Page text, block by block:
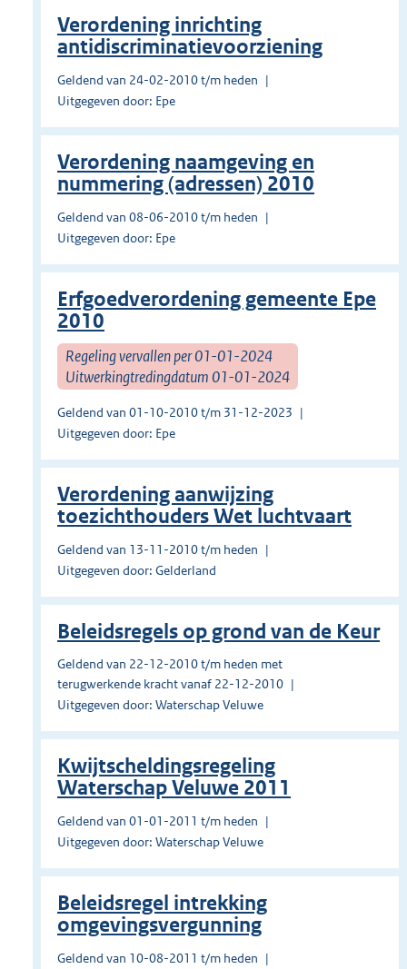
Verordening inrichting
antidiscriminatievoorziening
Geldend van 24-02-2010 t/m heden
Uitgegeven door: Epe
Verordening naamgeving en
nummering (adressen) 2010
Geldend van 08-06-2010 t/m heden
Uitgegeven door: Epe
Erfgoedverordening gemeente Epe
2010
Regeling vervallen per 01-01-2024
Uitwerkingtredingdatum 01-01-2024
Geldend van 01-10-2010 t/m 31-12-2023
Uitgegeven door: Epe
Verordening aanwijzing
toezichthouders Wet luchtvaart
Geldend van 13-11-2010 t/m heden
Uitgegeven door: Gelderland
Beleidsregels op grond van de Keur
Geldend van 22-12-2010 t/m heden met
terugwerkende kracht vanaf 22-12-2010
Uitgegeven door: Waterschap Veluwe
Kwijtscheldingsregeling
Waterschap Veluwe 2011
Geldend van 01-01-2011 t/m heden
Uitgegeven door: Waterschap Veluwe
Beleidsregel intrekking
omgevingsvergunning
Geldend van 10-08-2011 t/m heden